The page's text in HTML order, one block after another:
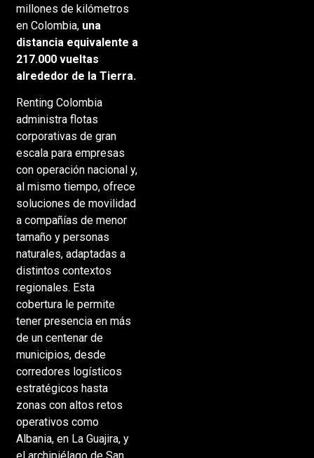
millones de kilómetros
en Colombia, una
distancia equivalente a
217.000 vueltas
alrededor de la Tierra.
Renting Colombia
administra flotas
corporativas de gran
escala para empresas
con operación nacional y,
al mismo tiempo, ofrece
soluciones de movilidad
a compañías de menor
tamaño y personas
naturales, adaptadas a
distintos contextos
regionales. Esta
cobertura le permite
tener presencia en más
de un centenar de
municipios, desde
corredores logísticos
estratégicos hasta
zonas con altos retos
operativos como
Albania, en La Guajira, y